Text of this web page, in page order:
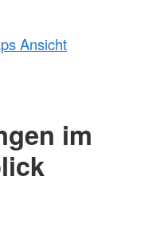
Ansicht
im